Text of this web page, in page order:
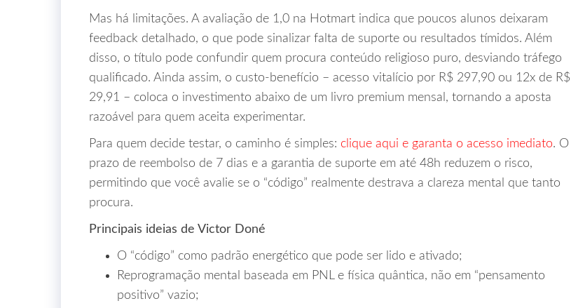
Mas há limitações. A avaliação de 1,0 na Hotmart indica que poucos alunos deixaram
feedback detalhado, o que pode sinalizar falta de suporte ou resultados tímidos. Além
disso, o título pode confundir quem procura conteúdo religioso puro, desviando tráfego
qualificado. Ainda assim, o custo‑benefício – acesso vitalício por R$ 297,90 ou 12x de R$
29,91 – coloca o investimento abaixo de um livro premium mensal, tornando a aposta
razoável para quem aceita experimentar.
Para quem decide testar, o caminho é simples: clique aqui e garanta o acesso imediato. O
prazo de reembolso de 7 dias e a garantia de suporte em até 48h reduzem o risco,
permitindo que você avalie se o “código” realmente destrava a clareza mental que tanto
procura.
Principais ideias de Victor Doné
O “código” como padrão energético que pode ser lido e ativado;
Reprogramação mental baseada em PNL e física quântica, não em “pensamento
positivo” vazio;